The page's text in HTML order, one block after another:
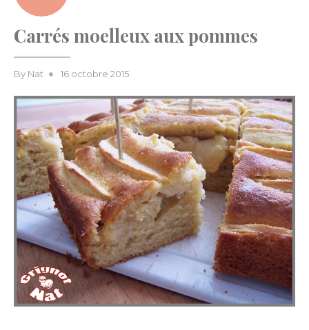
Carrés moelleux aux pommes
By Nat
Posted
16 octobre 2015